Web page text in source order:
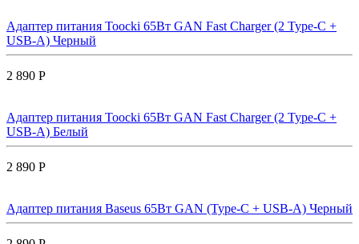
Адаптер питания Toocki 65Вт GAN Fast Charger (2 Type-C +
USB-A) Черный
2 890 Р
Адаптер питания Toocki 65Вт GAN Fast Charger (2 Type-C +
USB-A) Белый
2 890 Р
Адаптер питания Baseus 65Вт GAN (Type-C + USB-A) Черный